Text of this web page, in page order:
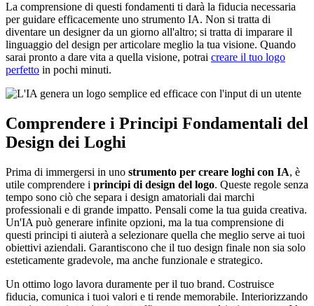
La comprensione di questi fondamenti ti darà la fiducia necessaria
per guidare efficacemente uno strumento IA. Non si tratta di
diventare un designer da un giorno all'altro; si tratta di imparare il
linguaggio del design per articolare meglio la tua visione. Quando
sarai pronto a dare vita a quella visione, potrai creare il tuo logo
perfetto in pochi minuti.
Comprendere i Principi Fondamentali del
Design dei Loghi
Prima di immergersi in uno strumento per creare loghi con IA, è
utile comprendere i principi di design del logo. Queste regole senza
tempo sono ciò che separa i design amatoriali dai marchi
professionali e di grande impatto. Pensali come la tua guida creativa.
Un'IA può generare infinite opzioni, ma la tua comprensione di
questi principi ti aiuterà a selezionare quella che meglio serve ai tuoi
obiettivi aziendali. Garantiscono che il tuo design finale non sia solo
esteticamente gradevole, ma anche funzionale e strategico.
Un ottimo logo lavora duramente per il tuo brand. Costruisce
fiducia, comunica i tuoi valori e ti rende memorabile. Interiorizzando